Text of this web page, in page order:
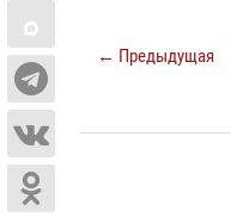
← Предыдущая